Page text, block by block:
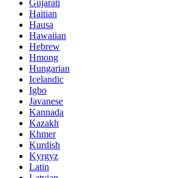
Gujarati
Haitian
Hausa
Hawaiian
Hebrew
Hmong
Hungarian
Icelandic
Igbo
Javanese
Kannada
Kazakh
Khmer
Kurdish
Kyrgyz
Latin